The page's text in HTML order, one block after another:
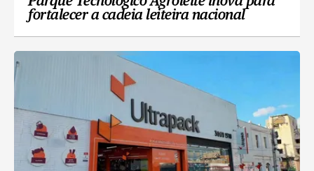
fortalecer a cadeia leiteira nacional